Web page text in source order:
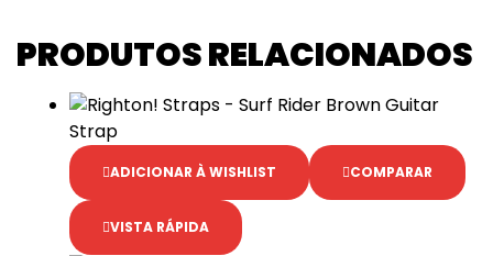
PRODUTOS RELACIONADOS
ADICIONAR À WISHLIST COMPARAR
VISTA RÁPIDA